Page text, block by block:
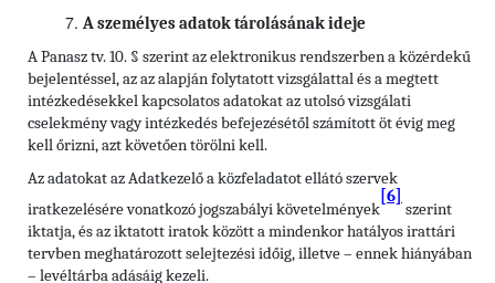
A személyes adatok tárolásának ideje
A Panasz tv. 10. § szerint az elektronikus rendszerben a közérdekű
bejelentéssel, az az alapján folytatott vizsgálattal és a megtett
intézkedésekkel kapcsolatos adatokat az utolsó vizsgálati
cselekmény vagy intézkedés befejezésétől számított öt évig meg
kell őrizni, azt követően törölni kell.
Az adatokat az Adatkezelő a közfeladatot ellátó szervek
iratkezelésére vonatkozó jogszabályi követelmények
[6]
szerint
iktatja, és az iktatott iratok között a mindenkor hatályos irattári
tervben meghatározott selejtezési időig, illetve – ennek hiányában
– levéltárba adásáig kezeli.